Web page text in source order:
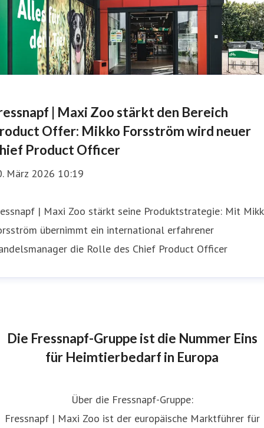
| Maxi Zoo stärkt den Bereich
Offer: Mikko Forsström wird neuer
Product Officer
März 2026 10:19
| Maxi Zoo stärkt seine Produktstrategie: Mit
übernimmt ein international erfahrener
die Rolle des Chief Product Officer
Die Fressnapf-Gruppe ist die Nummer Eins
für Heimtierbedarf in Europa
Über die Fressnapf-Gruppe:
Fressnapf | Maxi Zoo ist der europäische Marktführer für